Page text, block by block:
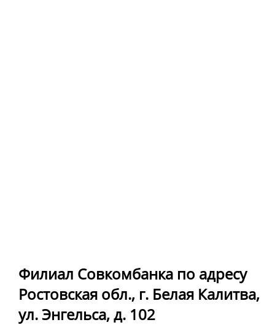
Филиал Совкомбанка по адресу
Ростовская обл., г. Белая Калитва,
ул. Энгельса, д. 102